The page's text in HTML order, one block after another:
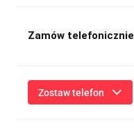
Zamów telefonicznie
Zostaw telefon